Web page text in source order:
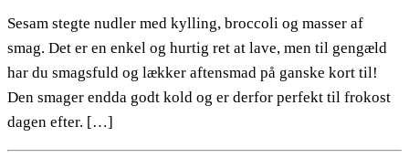
Sesam stegte nudler med kylling, broccoli og masser af
smag. Det er en enkel og hurtig ret at lave, men til gengæld
har du smagsfuld og lækker aftensmad på ganske kort til!
Den smager endda godt kold og er derfor perfekt til frokost
dagen efter. […]